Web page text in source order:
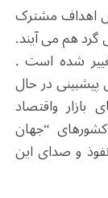
اهداف مشترک
گرد هم می آیند.
شده است .
پیشبینی در حال
واقتصاد
“جهان
و صدای این